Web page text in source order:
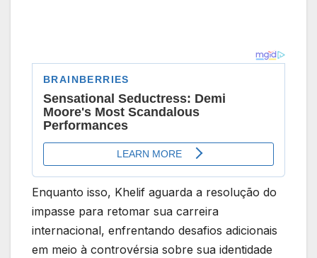
Enquanto isso, Khelif aguarda a resolução do
impasse para retomar sua carreira
internacional, enfrentando desafios adicionais
em meio à controvérsia sobre sua identidade